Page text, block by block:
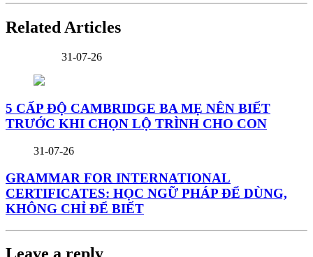
Related Articles
31-07-26
5 CẤP ĐỘ CAMBRIDGE BA MẸ NÊN BIẾT
TRƯỚC KHI CHỌN LỘ TRÌNH CHO CON
31-07-26
GRAMMAR FOR INTERNATIONAL
CERTIFICATES: HỌC NGỮ PHÁP ĐỂ DÙNG,
KHÔNG CHỈ ĐỂ BIẾT